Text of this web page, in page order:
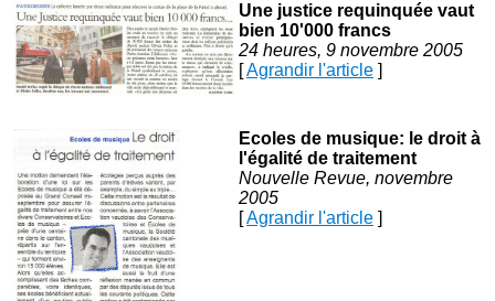
Une justice requinquée vaut
bien 10'000 francs
24 heures, 9 novembre 2005
[Agrandir l'article]
Ecoles de musique: le droit à
l'égalité de traitement
Nouvelle Revue, novembre
2005
[Agrandir l'article]